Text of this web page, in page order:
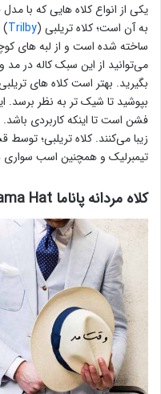
یکی از انواع کلاه هایی که با
به آن است؛ کلاه تریلبی (Trilby
)
ساخته شده است و از لبه های
می‌توانید از این سبک کاله در مد
بگیرید. بهتر است کلاه های
بپوشید تا شیک تر به نظر
فشن است تا اینکه کاربردی باشد.
زیبا می‌کنند. کلاه تریلبی؛ توسط
تیمبرلیک و همچنین اسب سواری
کلاه مردانه پاناما Panama Hat